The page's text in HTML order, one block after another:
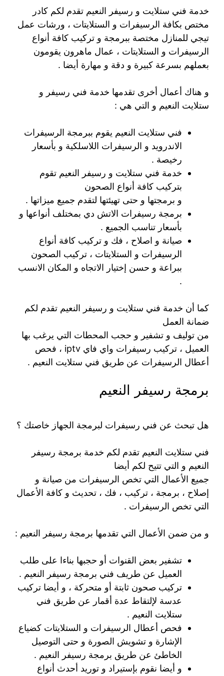
خدمة فني ستلايت و رسيفر النعيم تقدم لكم كادر
مختص بكافة الرسيفرات و الستلايتات ، ورشات عمل
تيجي للمنازل مختصة ببرمجة و تركيب كافة أنواع
الرسيفرات و الستلايتات ، عمال ماهرون يقومون
بعملهم بسرعة كبيرة و دقة و مهارة أيضا .
و هناك أعمال أخرى تقدمها خدمة فني رسيفر و
ستلايت النعيم و التي هي :
فني ستلايت النعيم يقوم ببرمجة الرسيفرات
الاندرويد و الرسيفرات اللاسلكية و بأسعار
رخيصة .
خدمة فني ستلايت و رسيفر النعيم تقوم
بتركيب كافة أنواع الصحون
و برمجتها و حتى تهيئتها لتقدم جميع ميزاتها .
برمجة رسيفرات الاتش دي بمختلف أنواعها و
بأسعار تناسب الجميع .
صيانة و اصلاح ، فك و تركيب كافة أنواع
الرسيفرات و الستلايتات ، تركيب الصحون
ببراعة و حسن إختيار الاتجاه و المكان الانسب
.
كما أن خدمة فني ستلايت و رسيفر النعيم تقدم لكم
ضمانة العمل
من توليف و تشفير و حجب المحطات التي يرغب بها
العميل ، تركيب رسيفرات واي فاي iptv ، فحص
أعطال الرسيفرات عن طريق فني ستلايت النعيم .
برمجة رسيفر النعيم
هل تبحث عن فني رسيفرات لبرمجة الجهاز خاصتك ؟
فني ستلايت النعيم تقدم لكم خدمة برمجة رسيفر
النعيم و التي تتيح لكم أيضا
جميع الأعمال التي تخص الرسيفرات من صيانة و
إصلاح ، برمجة ، تركيب ، فك ، تحديث و كافة الأعمال
التي تخص الرسيفرات .
و من ضمن الأعمال التي تقدمها برمجة رسيفر النعيم :
تشفير بعض القنوات أو حجبها بناءا على طلب
العميل عن طريف فني برمجة رسيفر النعيم .
تركيب صحون ثابتة أو متحركة ، و أيضا تركيب
عدسة لإلتقاط عدة أقمار عن طريق فني
ستلايت النعيم .
فحص أعطال الرسيفرات و الستلايتات كضياع
الإشارة و تشويش الصورة و حتى التوصيل
الخاطئ عن طريق برمجة رسيفر النعيم .
و أيضا نقوم بإستيراد و توريد أحدث أنواع